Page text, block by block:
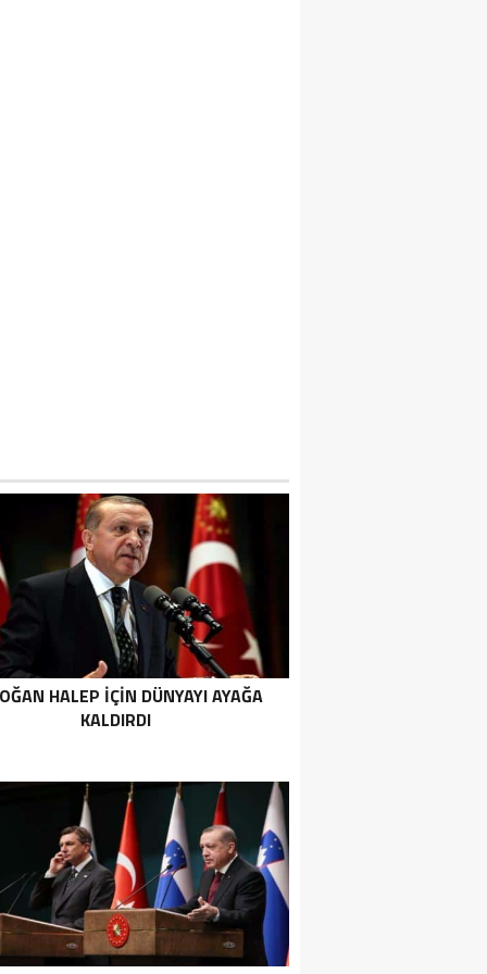
HALEP IÇIN DÜNYAYI AYAĞA
KALDIRDI